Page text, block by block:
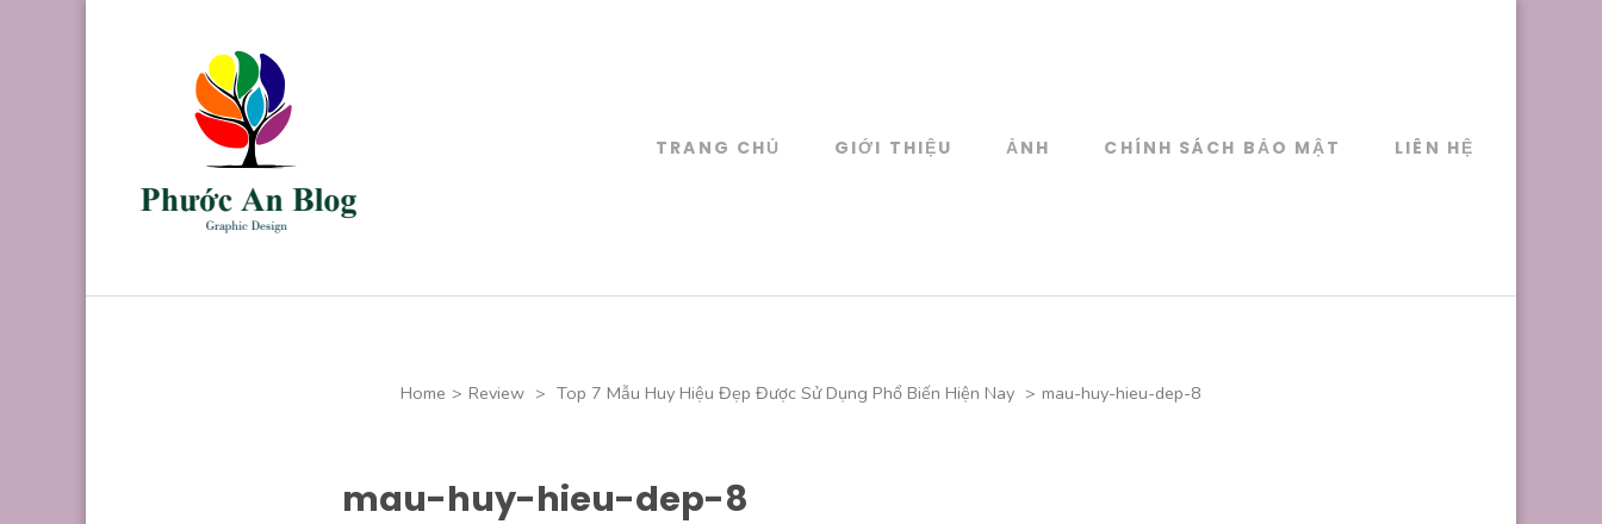
TRANG CHỦ GIỚI THIỆU ẢNH CHÍNH SÁCH BẢO MẬT LIÊN HỆ
Home > Review > Top 7 Mẫu Huy Hiệu Đẹp Được Sử Dụng Phổ Biến Hiện Nay > mau-huy-hieu-dep-8
mau-huy-hieu-dep-8